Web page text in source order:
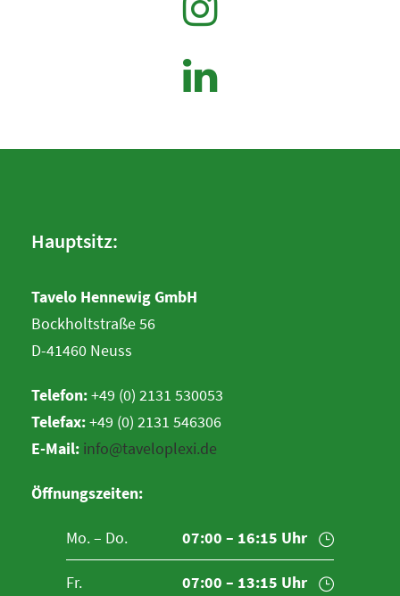
Hauptsitz:
Tavelo Hennewig GmbH
Bockholtstraße 56
D-41460 Neuss
Telefon:+49 (0) 2131 530053
Telefax:+49 (0) 2131 546306
E-Mail: info@taveloplexi.de
Öffnungszeiten:
Mo. – Do. 07:00 – 16:15 Uhr
Fr. 07:00 – 13:15 Uhr